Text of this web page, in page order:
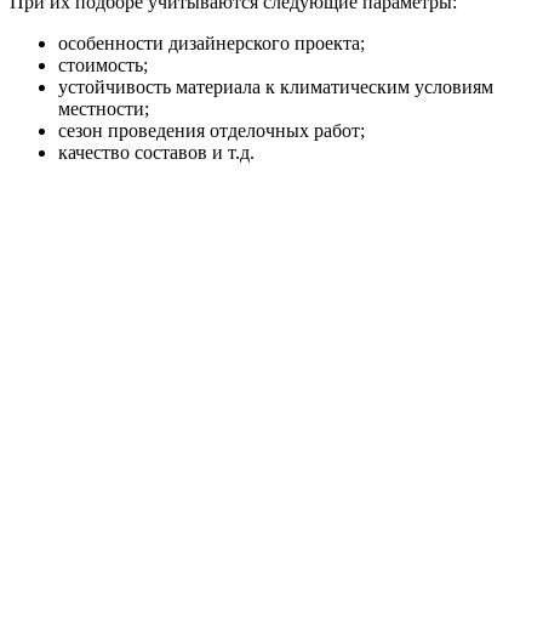
особенности дизайнерского проекта;
стоимость;
устойчивость материала к климатическим условиям
местности;
сезон проведения отделочных работ;
качество составов и т.д.